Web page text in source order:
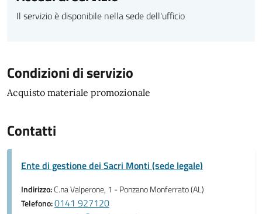
Il servizio è disponibile nella sede dell'ufficio
Condizioni di servizio
Acquisto materiale promozionale
Contatti
Ente di gestione dei Sacri Monti (sede legale)
Indirizzo:C.na Valperone, 1 - Ponzano Monferrato (AL)
Telefono:0141 927120